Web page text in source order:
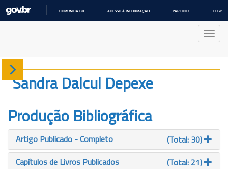
COMUNICA BR ACESSO À INFORMAÇÃO PARTICIPE
Sobre
Produção
Projetos
Gráficos
Sandra Dalcul Depexe
Produção Bibliográfica
Artigo Publicado - Completo
(Total: 30)
Capítulos de Livros Publicados
(Total: 21)